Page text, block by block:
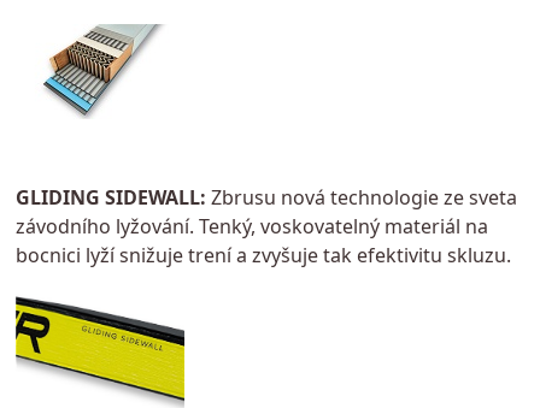
GLIDING SIDEWALL: Zbrusu nová technologie ze sveta
závodního lyžování. Tenký, voskovatelný materiál na
bocnici lyží snižuje trení a zvyšuje tak efektivitu skluzu.